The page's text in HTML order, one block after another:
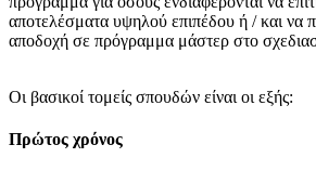
αποτελέσματα υψηλού επιπέδου ή / και να
αποδοχή σε πρόγραμμα μάστερ στο
Οι βασικοί τομείς σπουδών είναι οι εξής:
Πρώτος χρόνος